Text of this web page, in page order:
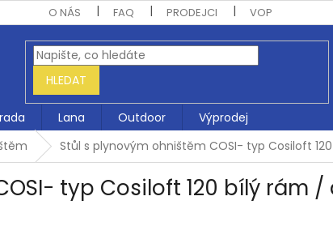
O NÁS FAQ PRODEJCI VOP
HLEDAT
Lana Outdoor
Výprodej
Stůl s plynovým ohništěm COSI- typ Cosiloft
typ Cosiloft 120 bílý rám /